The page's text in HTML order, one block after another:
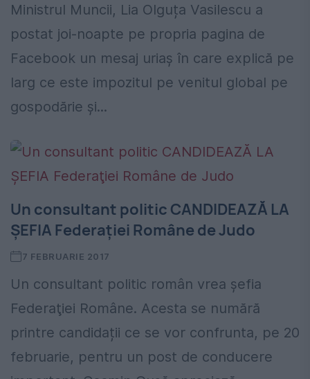
Ministrul Muncii, Lia Olguța Vasilescu a
postat joi-noapte pe propria pagina de
Facebook un mesaj uriaș în care explică pe
larg ce este impozitul pe venitul global pe
gospodărie și...
Un consultant politic CANDIDEAZĂ LA
ȘEFIA Federaţiei Române de Judo
7 FEBRUARIE 2017
Un consultant politic român vrea şefia
Federaţiei Române. Acesta se numără
printre candidații ce se vor confrunta, pe 20
februarie, pentru un post de conducere